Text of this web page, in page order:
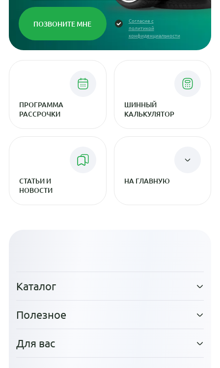
Согласие с
политикой
конфиденциальности
ПРОГРАММА
РАССРОЧКИ
ШИННЫЙ
КАЛЬКУЛЯТОР
СТАТЬИ И
НОВОСТИ
НА ГЛАВНУЮ
Каталог
Полезное
Для вас